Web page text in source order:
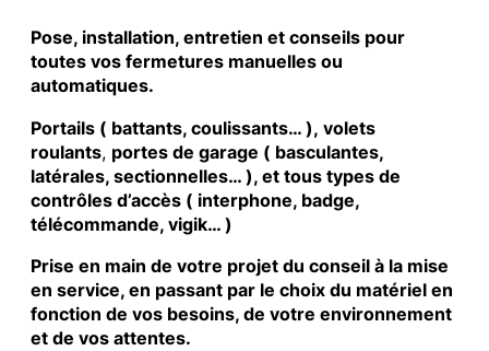
Pose, installation, entretien et conseils pour
toutes vos fermetures manuelles ou
automatiques.
Portails ( battants, coulissants… ), volets
roulants, portes de garage ( basculantes,
latérales, sectionnelles… ), et tous types de
contrôles d’accès ( interphone, badge,
télécommande, vigik… )
Prise en main de votre projet du conseil à la mise
en service, en passant par le choix du matériel en
fonction de vos besoins, de votre environnement
et de vos attentes.